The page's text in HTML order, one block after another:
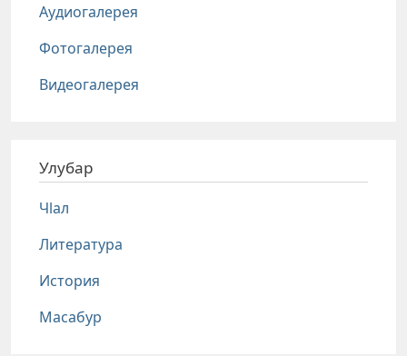
Аудиогалерея
Фотогалерея
Видеогалерея
Улубар
Чlал
Литература
История
Масабур